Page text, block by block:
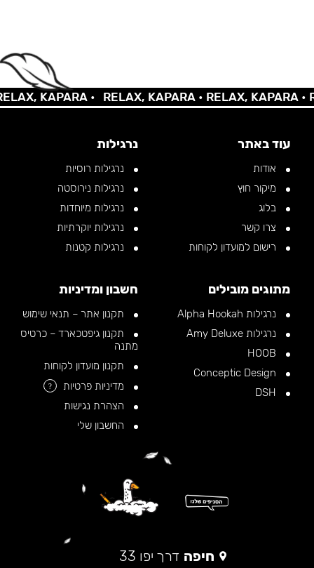
KAPARA • RELAX, KAPARA •RELAX, KAPARA •
עוד באתר
אודות
מיקור חוץ
בלוג
צרו קשר
רישום למועדון לקוחות
נרגילות
נרגילות רוסיות
נרגילות נירוסטה
נרגילות מיוחדות
נרגילות יוקרתיות
נרגילות קטנות
מתוגים מובילים
נרגילות Alpha Hookah
נרגילות Amy Deluxe
חשבון ומדיניות
תקנון אתר – תנאי שימוש
תקנון גיפטכארד – כרטיס
מתנה
תקנון מועדון לקוחות
מדיניות פרטיות
?
הצהרת נגישות
החשבון שלי
חיפה דרך יפו 33